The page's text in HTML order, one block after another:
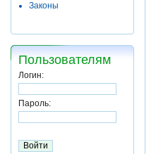
Законы
Пользователям
Логин:
Пароль: